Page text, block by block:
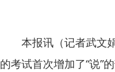
本报讯（记者武文娟
的考试首次增加了“说”的